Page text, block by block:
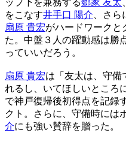
をこなす井手口 陽介 、さ
扇原 貴宏がハードワークと
た。中盤３人の躍動感は勝
っていいだろう。
扇原 貴宏は「友太は、守備
れるし、いてほしいところ
で神戸復帰後初得点を記録
クト。さらに、守備時には
介にも強い賛辞を贈った。